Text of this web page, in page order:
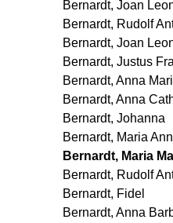
Bernardt, Joan
Bernardt, Rudolf
Bernardt, Joan
Bernardt, Justus
Bernardt, Anna
Bernardt, Anna
Bernardt, Johanna
Bernardt, Maria
Bernardt, Maria
Bernardt, Rudolf
Bernardt, Fidel
Bernardt, Anna